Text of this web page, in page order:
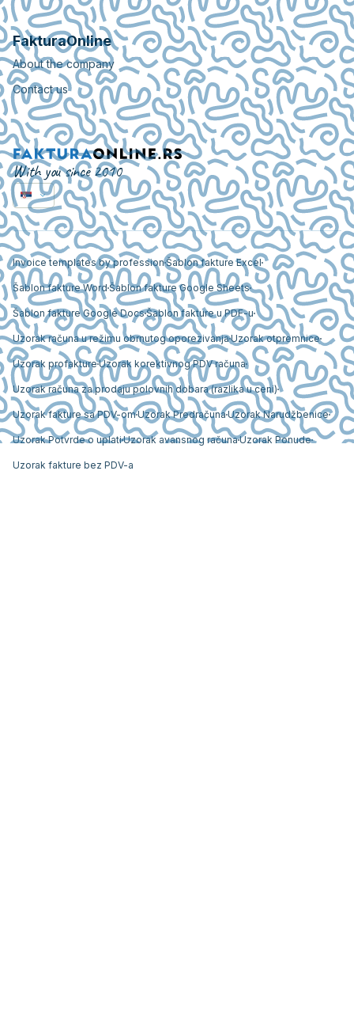
FakturaOnline
About the company
Contact us
With you since 2010
Invoice templates by profession Šablon fakture Excel
Šablon fakture Word Šablon fakture Google Sheets
Šablon fakture Google DocsŠablon fakture u PDF-u
Uzorak računa u režimu obrnutog oporezivanjaUzorak otpremnice
Uzorak profaktureUzorak korektivnog PDV računa
Uzorak računa za prodaju polovnih dobara (razlika u ceni)
Uzorak fakture sa PDV-omUzorak PredračunaUzorak Narudžbenice
Uzorak Potvrde o uplatiUzorak avansnog računaUzorak Ponude
Uzorak fakture bez PDV-a